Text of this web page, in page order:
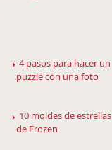
4 pasos para hacer un
puzzle con una foto
10 moldes de estrellas
de Frozen